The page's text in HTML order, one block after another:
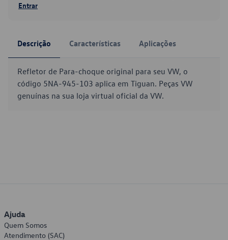
Entrar
Descrição Características Aplicações
Refletor de Para-choque original para seu VW, o
código 5NA-945-103 aplica em Tiguan. Peças VW
genuínas na sua loja virtual oficial da VW.
Ajuda
Quem Somos
Atendimento (SAC)